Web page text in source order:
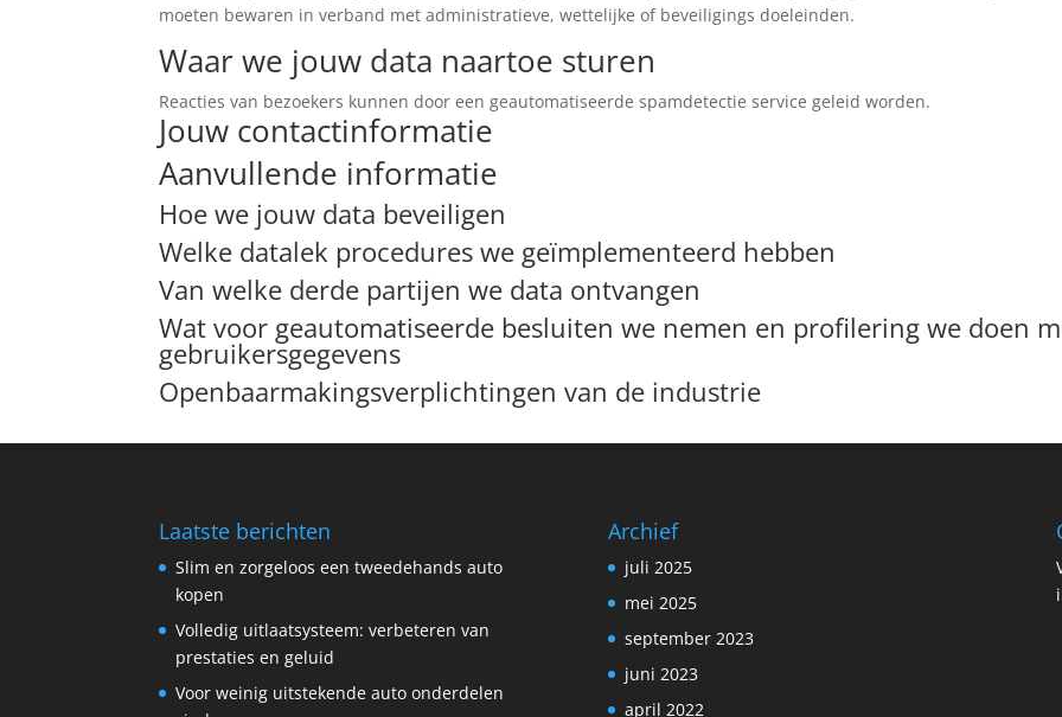
moeten bewaren in verband met administratieve, wettelijke of beveiligings doeleinden.
Waar we jouw data naartoe sturen
Reacties van bezoekers kunnen door een geautomatiseerde spamdetectie service geleid worden.
Jouw contactinformatie
Aanvullende informatie
Hoe we jouw data beveiligen
Welke datalek procedures we geïmplementeerd hebben
Van welke derde partijen we data ontvangen
Wat voor geautomatiseerde besluiten we nemen en profilering we doen
gebruikersgegevens
Openbaarmakingsverplichtingen van de industrie
Laatste berichten
Slim en zorgeloos een tweedehands auto
kopen
Volledig uitlaatsysteem: verbeteren van
prestaties en geluid
Voor weinig uitstekende auto onderdelen
Archief
juli 2025
mei 2025
september 2023
juni 2023
april 2022